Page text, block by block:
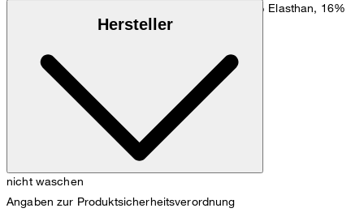
Mischgewebe mit Leinen aus 32% Polyester, 2% Elasthan, 16%
Viskose, 50% Leinen
nicht waschen
Hersteller
Angaben zur Produktsicherheitsverordnung